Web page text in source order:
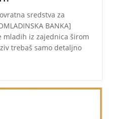
sredstva za
BANKA]
mladih iz zajednica širom
trebaš samo detaljno